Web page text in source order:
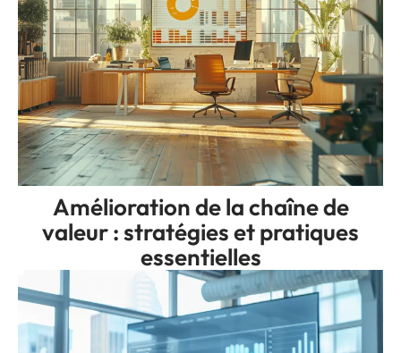
Amélioration de la chaîne de
valeur : stratégies et pratiques
essentielles